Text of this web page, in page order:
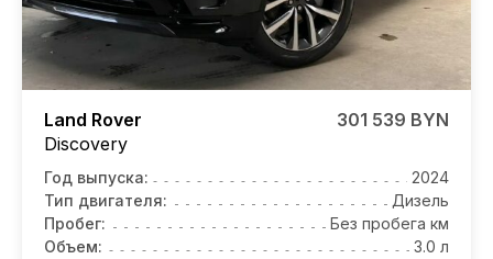
Land Rover
Discovery
301 539 BYN
Год выпуска:
2024
Тип двигателя:
Дизель
Пробег:
Без пробега км
Объем:
3.0 л